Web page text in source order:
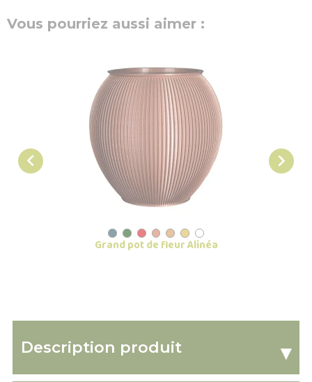
Vous pourriez aussi aimer :

Grand pot de fleur Alinéa

Description produit ▾